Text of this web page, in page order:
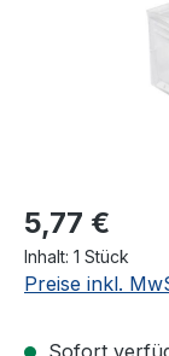
5,77 €
Inhalt: 1 Stück
Preise inkl.
Sofort